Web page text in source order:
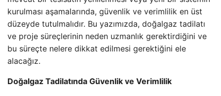
kurulması aşamalarında, güvenlik ve verimlilik en üst
düzeyde tutulmalıdır. Bu yazımızda, doğalgaz tadilatı
ve proje süreçlerinin neden uzmanlık gerektirdiğini ve
bu süreçte nelere dikkat edilmesi gerektiğini ele
alacağız.
Doğalgaz Tadilatında Güvenlik ve Verimlilik